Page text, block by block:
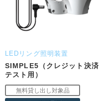
LEDリング照明装置
SIMPLE5（クレジット決済
テスト用）